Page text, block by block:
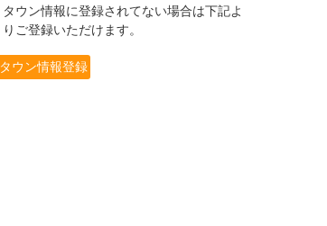
タウン情報に登録されてない場合は下記よ
りご登録いただけます。
タウン情報登録